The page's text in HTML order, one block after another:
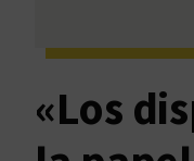
«Los